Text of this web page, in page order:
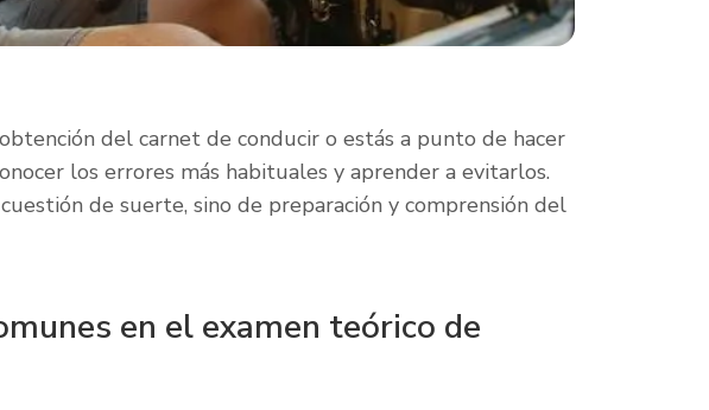
del carnet de conducir o estás a punto de hacer
los errores más habituales y aprender a evitarlos.
de suerte, sino de preparación y comprensión del
en el examen teórico de